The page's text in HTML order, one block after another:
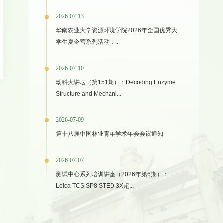
2026-07-13
华南农业大学资源环境学院2026年全国优秀大
学生夏令营系列活动：...
2026-07-10
动科大讲坛（第151期）：Decoding Enzyme
Structure and Mechani...
2026-07-09
第十八届中国林业青年学术年会会议通知
2026-07-07
测试中心系列培训讲座（2026年第6期）：
Leica TCS SP8 STED 3X超...